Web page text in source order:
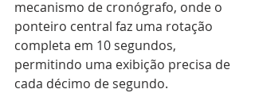
mecanismo de cronógrafo, onde o
ponteiro central faz uma rotação
completa em 10 segundos,
permitindo uma exibição precisa de
cada décimo de segundo.